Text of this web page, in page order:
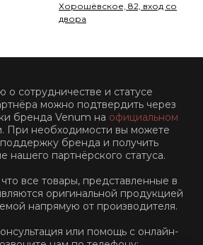
Хорошёвское, 82, вход со
двора
сотрудничестве и статусе
можно подтвердить через
бренда Venum на официальном
При необходимости вы можете
поддержку бренда и получить
нашего партнёрского статуса.
все товары, представленные в
оригинальной продукцией
напрямую от производителя.
или помощь с онлайн-